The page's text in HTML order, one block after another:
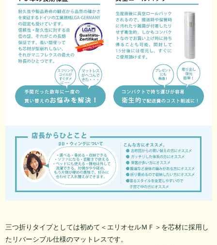
三つ折りタイプとしては初めて＜エリオセルＭＦ＞を芯材に採用し
たリバーシブル仕様のマットレスです。